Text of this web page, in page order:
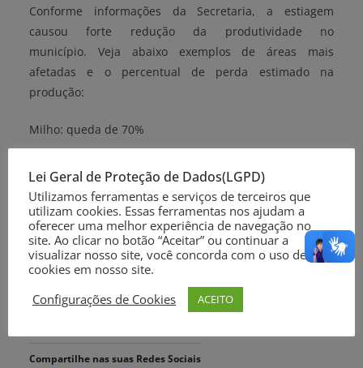
Conforme informações da Secretaria, a estiagem
causou forte redução da produtividade no
município. Veja abaixo exemplos de áreas mais
afetadas e o percentual de perda estimado na
produção:
Milho: queda de 70%
Soja: queda de 40%
Hortigranjeiros: queda de 30%
Assessoria de Comunicação PMRG
Compartilhe nas suas Redes Sociais
Lei Geral de Proteção de Dados(LGPD)
Utilizamos ferramentas e serviços de terceiros que
utilizam cookies. Essas ferramentas nos ajudam a
oferecer uma melhor experiência de navegação no
site. Ao clicar no botão “Aceitar” ou continuar a
visualizar nosso site, você concorda com o uso de
cookies em nosso site.
Configurações de Cookies
ACEITO